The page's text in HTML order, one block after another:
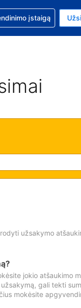
Euras
kalba: Lietuvių
įstaigą
užsakymo
jokio atšaukimo
gali tekti
mokėsite